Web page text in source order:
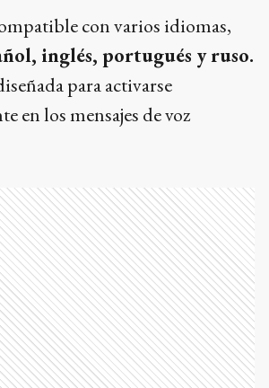
con varios idiomas,
inglés, portugués y ruso.
para activarse
en los mensajes de voz